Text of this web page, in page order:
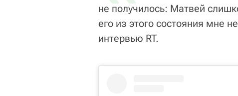
не получилось: Матвей
его из этого состояния мне
интервью RT.